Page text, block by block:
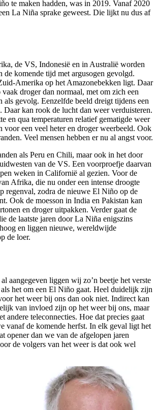
te maken hadden, was in 2019. Vanaf 2020
La Niña sprake geweest. Die lijkt nu dus af
de VS, Indonesië en in Australië worden
de komende tijd met argusogen gevolgd.
Amerika op het Amazonebekken ligt. Daar
droger dan normaal, met om zich een
als gevolg. Eenzelfde beeld dreigt tijdens een
kan rook de lucht dan weer verduisteren.
en qua temperaturen relatief gematigde weer
voor een veel heter en droger weerbeeld. Ook
Veel mensen hebben er nu al angst voor.
als Peru en Chili, maar ook in het door
van de VS. Een voorproefje daarvan
weken in Californië al gezien. Voor de
Afrika, die nu onder een intense droogte
regenval, zodra de nieuwe El Niño op de
Ook de moesson in India en Pakistan kan
en droger uitpakken. Verder gaat de
de laatste jaren door La Niña enigszins
en liggen nieuwe, wereldwijde
de loer.
aangegeven liggen wij zo’n beetje het verste
het om een El Niño gaat. Heel duidelijk zijn
het weer bij ons dan ook niet. Indirect kan
van invloed zijn op het weer bij ons, maar
andere teleconnecties. Hoe dat precies gaat
vanaf de komende herfst. In elk geval ligt het
opener dan we van de afgelopen jaren
de volgers van het weer is dat ook wel